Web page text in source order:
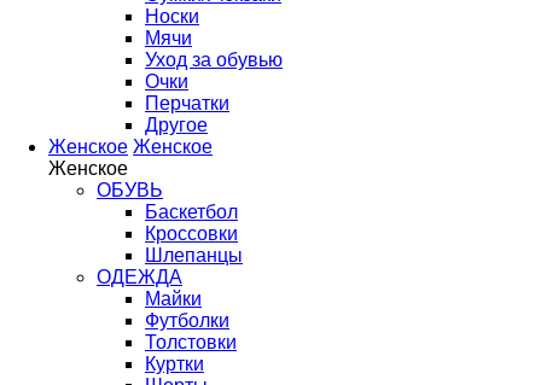
Носки
Мячи
Уход за обувью
Очки
Перчатки
Другое
Женское Женское
Женское
ОБУВЬ
Баскетбол
Кроссовки
Шлепанцы
ОДЕЖДА
Майки
Футболки
Толстовки
Куртки